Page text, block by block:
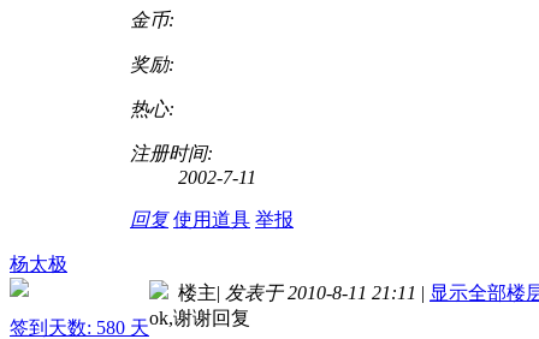
金币:
奖励:
热心:
注册时间:
2002-7-11
回复 使用道具 举报
杨太极
签到天数: 580 天
楼主| 发表于 2010-8-11 21:11 | 显示全部楼
ok,谢谢回复